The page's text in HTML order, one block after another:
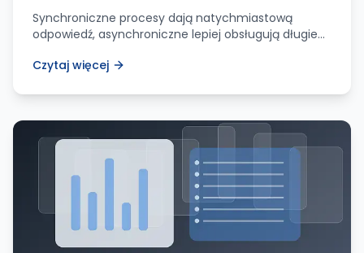
aplikacji
Synchroniczne procesy dają natychmiastową
odpowiedź, asynchroniczne lepiej obsługują długie
Czytaj więcej